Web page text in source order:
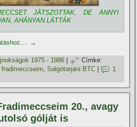
JÁTSZOTTAK, DE ANNYI
AHÁNYAN LÁTTÁK
→
1975 - 1986 |
Címke:
,Salgótarjáni BTC
1
20., avagy
gólját is